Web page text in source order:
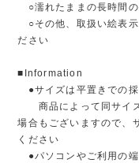
○濡れたままの長時間の
○その他、取扱い絵表示
ださい
■Information
●サイズは平置きでの
商品によって同サイズ
場合もございますので、
ください
●パソコンやご利用の端